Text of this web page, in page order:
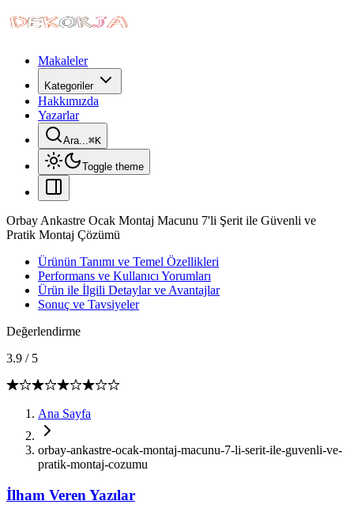
Makaleler
Kategoriler
Hakkımızda
Yazarlar
Ara...⌘K
Toggle theme
Orbay Ankastre Ocak Montaj Macunu 7'li Şerit ile Güvenli ve
Pratik Montaj Çözümü
Ürünün Tanımı ve Temel Özellikleri
Performans ve Kullanıcı Yorumları
Ürün ile İlgili Detaylar ve Avantajlar
Sonuç ve Tavsiyeler
Değerlendirme
3.9 / 5
Ana Sayfa
orbay-ankastre-ocak-montaj-macunu-7-li-serit-ile-guvenli-ve-
pratik-montaj-cozumu
İlham Veren Yazılar